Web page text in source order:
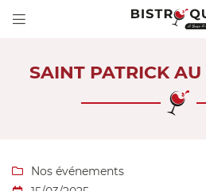

02 36 54 16 74
SAINT PATRICK AU
 Nos événements